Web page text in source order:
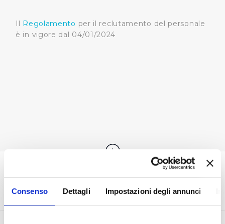
Consenso Dettagli Impostazioni degli annunci
Il Regolamento per il reclutamento del personale
è in vigore dal 04/01/2024